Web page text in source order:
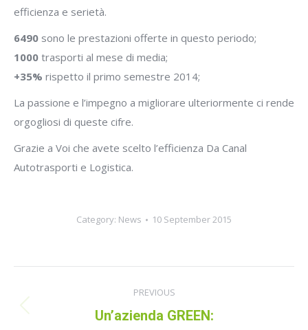
efficienza e serietà.
6490 sono le prestazioni offerte in questo periodo;
1000 trasporti al mese di media;
+35% rispetto il primo semestre 2014;
La passione e l’impegno a migliorare ulteriormente ci rende
orgogliosi di queste cifre.
Grazie a Voi che avete scelto l’efficienza Da Canal
Autotrasporti e Logistica.
Category: News 10 September 2015
navigation
PREVIOUS
Previous
Un’azienda GREEN: